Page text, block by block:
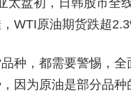
太盘初，日韩股市全
WTI原油期货跌超
种，都需要警惕，
因为原油是部分品种